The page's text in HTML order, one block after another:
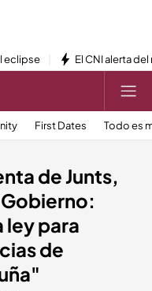
eclipse El CNI alerta
First Dates Todo es
de Junts,
ley para
de